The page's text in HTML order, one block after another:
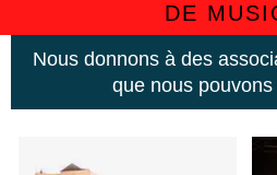
DE
Nous donnons à des
que nous